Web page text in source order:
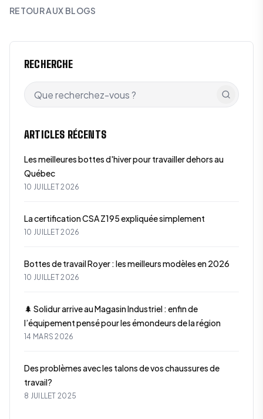
RETOUR AUX BLOGS
RECHERCHE
ARTICLES RÉCENTS
Les meilleures bottes d'hiver pour travailler dehors au
Québec
10 JUILLET 2026
La certification CSA Z195 expliquée simplement
10 JUILLET 2026
Bottes de travail Royer : les meilleurs modèles en 2026
10 JUILLET 2026
🌲 Solidur arrive au Magasin Industriel : enfin de
l’équipement pensé pour les émondeurs de la région
14 MARS 2026
Des problèmes avec les talons de vos chaussures de
travail?
8 JUILLET 2025